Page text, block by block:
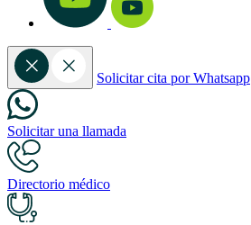
Solicitar cita por Whatsapp
Solicitar una llamada
Directorio médico